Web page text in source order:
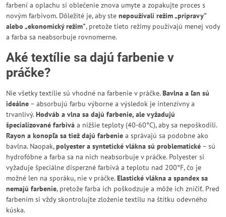
farbení a oplachu si oblečenie znova umyte a zopakujte proces s
novým farbivom. Dôležité je, aby ste nepoužívali režim „prípravy"
alebo „ekonomický režim", pretože tieto režimy používajú menej vody
a farba sa neabsorbuje rovnomerne.
Aké textílie sa dajú farbenie v
práčke?
Nie všetky textílie sú vhodné na farbenie v práčke.Bavlna a ľan sú
ideálne – absorbujú farbu výborne a výsledok je intenzívny a
trvanlivý.Hodváb a vlna sa dajú farbenie, ale vyžadujú
špecializované farbivá a nižšie teploty (40-60°C), aby sa nepoškodili.
Rayon a konopľa sa tiež dajú farbenie a správajú sa podobne ako
bavlna. Naopak,polyester a syntetické vlákna sú problematické – sú
hydrofóbne a farba sa na nich neabsorbuje v práčke. Polyester si
vyžaduje špeciálne disperzné farbivá a teplotu nad 200°F, čo je
možné len na sporáku, nie v práčke.Elastické vlákna a spandex sa
nemajú farbenie, pretože farba ich poškodzuje a môže ich zničiť. Pred
farbením si vždy skontrolujte zloženie textilu na štítku odevného
kúska.